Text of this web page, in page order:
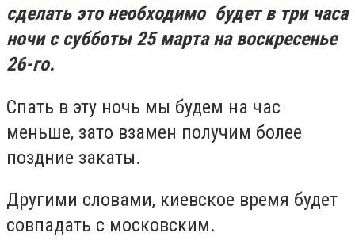
сделать это необходимо будет в три часа
ночи с субботы 25 марта на воскресенье
26-го.
Спать в эту ночь мы будем на час
меньше, зато взамен получим более
поздние закаты.
Другими словами, киевское время будет
совпадать с московским.